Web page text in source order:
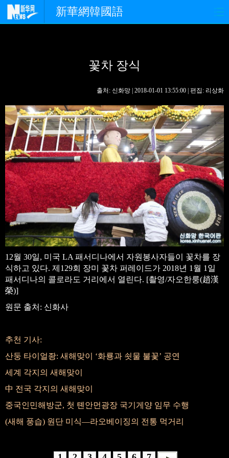
新華網韓國語
사회
핫 TV 문화
연예 관광 오피니언
생생 중국어
꽃차 장식
출처: 신화망 | 2018-01-01 13:55:00 | 편집: 리상화
12월 30일, 미국 LA 패서디나에서 자원봉사자들이 꽃차를 장
식하고 있다. 제129회 장미 꽃차 퍼레이드가 2018년 1월 1일
패서디나의 콜로라도 거리에서 열린다. [촬영/자오한룽(趙漢
榮)]
원문 출처: 신화사
추천 기사:
산둥 타이얼좡: 새해맞이 ‘화룡과 쇳물 불꽃’ 공연
세계 각지의 새해맞이
中 전국 각지의 새해맞이
중국인민해방군, 첫 톈안먼광장 국기게양 임무 수행
(새해 풍습) 원단 미식—라오베이징의 전통 먹거리